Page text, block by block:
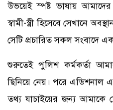
উভয়েই স্পষ্ট ভাষায়
স্বামী-স্ত্রী হিসেবে সেখানে
সেটি প্রচারিত সকল সংবাদে
শুরুতেই পুলিশ কর্মকর্তা
ছিনিয়ে নেয়। পরে
তথ্য যাচাইয়ের জন্য